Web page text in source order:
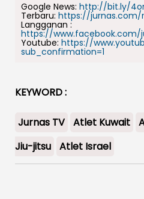
Google News: http://bit.ly/
Terbaru: https://jurnas.com/
Langganan :
https://www.facebook.com/
Youtube: https://
sub_confirmation=1
KEYWORD :
Jurnas TV Atlet Kuwait
Jiu-jitsu
Atlet Israel